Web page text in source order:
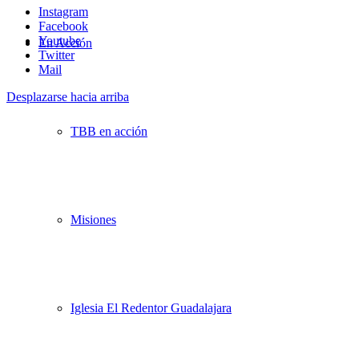
En Acción
TBB en acción
Misiones
Iglesia El Redentor Guadalajara
Instagram
Facebook
Youtube
Twitter
Mail
Desplazarse hacia arriba